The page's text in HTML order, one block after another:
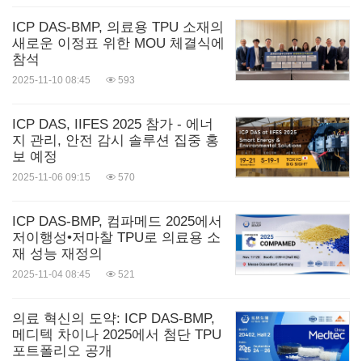
ICP DAS-BMP, 의료용 TPU 소재의
새로운 이정표 위한 MOU 체결식에
참석
2025-11-10 08:45 593
ICP DAS, IIFES 2025 참가 - 에너
지 관리, 안전 감시 솔루션 집중 홍
보 예정
2025-11-06 09:15 570
ICP DAS-BMP, 컴파메드 2025에서
저이행성•저마찰 TPU로 의료용 소
재 성능 재정의
2025-11-04 08:45 521
의료 혁신의 도약: ICP DAS-BMP,
메디텍 차이나 2025에서 첨단 TPU
포트폴리오 공개